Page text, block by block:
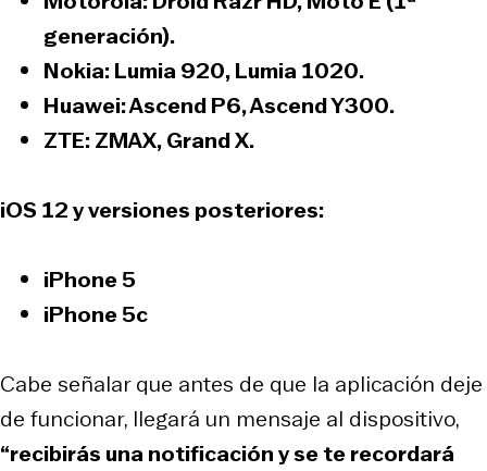
generación).
Nokia: Lumia 920, Lumia 1020.
Huawei: Ascend P6, Ascend Y300.
ZTE: ZMAX, Grand X.
iOS 12 y versiones posteriores:
iPhone 5
iPhone 5c
Cabe señalar que antes de que la aplicación deje
de funcionar, llegará un mensaje al dispositivo,
“recibirás una notificación y se te recordará